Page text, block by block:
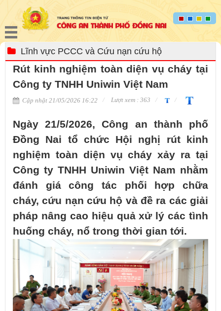
Lĩnh vực PCCC và Cứu nạn cứu hộ
Rút kinh nghiệm toàn diện vụ cháy tại
Công ty TNHH Uniwin Việt Nam
Cập nhật 21/05/2026 16:22 Lượt xem : 363
Ngày 21/5/2026, Công an thành phố
Đồng Nai tổ chức Hội nghị rút kinh
nghiệm toàn diện vụ cháy xảy ra tại
Công ty TNHH Uniwin Việt Nam nhằm
đánh giá công tác phối hợp chữa
cháy, cứu nạn cứu hộ và đề ra các giải
pháp nâng cao hiệu quả xử lý các tình
huống cháy, nổ trong thời gian tới.